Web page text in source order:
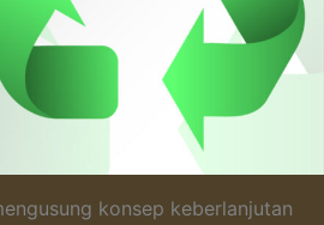
konsep keberlanjutan